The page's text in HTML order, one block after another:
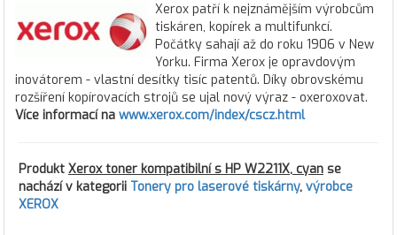
Xerox patří k nejznámějším výrobcům
tiskáren, kopírek a multifunkcí.
Počátky sahají až do roku 1906 v New
Yorku. Firma Xerox je opravdovým
inovátorem - vlastní desítky tisíc patentů. Díky obrovskému
rozšíření kopírovacích strojů se ujal nový výraz - oxeroxovat.
Více informací na www.xerox.com/index/cscz.html
Produkt Xerox toner kompatibilní s HP W2211X, cyan se
nachází v kategorii Tonery pro laserové tiskárny, výrobce
XEROX